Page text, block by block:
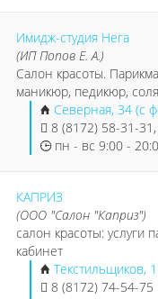
Имидж-студия Нега
(ИП Попов Е. А.)
Салон красоты.
маникюр, педикюр,
Северная, 34 (с
8 (8172) 58-31-
пн - вс 9:00 -
КАПРИЗ
(ООО "Салон "Каприз")
салон красоты: услуги
кабинет
Текстильщиков,
8 (8172) 74-54-75